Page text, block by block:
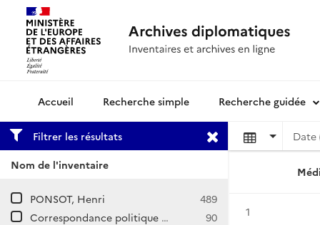
Archives diplomatiquesRecherche simple Recherche guidée
Filtrer les résultats
Nom de l'inventaire
PONSOT, Henri
489
Correspondance politique et commerciale (CPCOM) / E-Levant / Irak
90
Date
Résultat n°
1